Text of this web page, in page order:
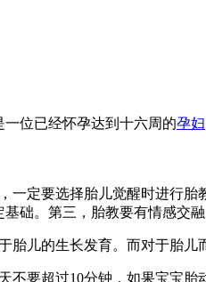
位已经怀孕达到十六周的孕妇
一定要选择胎儿觉醒时进行
础。第三，胎教要有情感交
胎儿的生长发育。而对于胎
要超过10分钟，如果宝宝胎